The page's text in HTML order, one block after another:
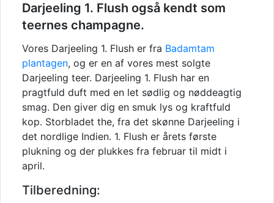
Darjeeling 1. Flush også kendt som
teernes champagne.
Vores Darjeeling 1. Flush er fra Badamtam
plantagen, og er en af vores mest solgte
Darjeeling teer. Darjeeling 1. Flush har en
pragtfuld duft med en let sødlig og nøddeagtig
smag. Den giver dig en smuk lys og kraftfuld
kop. Storbladet the, fra det skønne Darjeeling i
det nordlige Indien. 1. Flush er årets første
plukning og der plukkes fra februar til midt i
april.
Tilberedning: